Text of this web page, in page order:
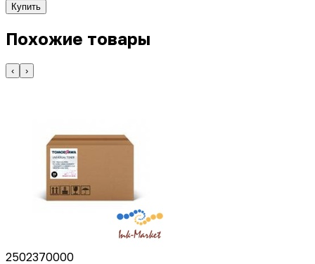
Купить
Похожие товары
‹ ›
2502370000